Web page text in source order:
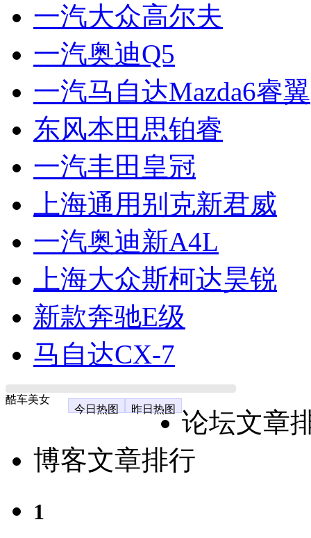
一汽大众高尔夫
一汽奥迪Q5
一汽马自达Mazda6睿翼
东风本田思铂睿
一汽丰田皇冠
上海通用别克新君威
一汽奥迪新A4L
上海大众斯柯达昊锐
新款奔驰E级
马自达CX-7
酷车美女
今日热图
昨日热图
论坛文章
博客文章排行
1